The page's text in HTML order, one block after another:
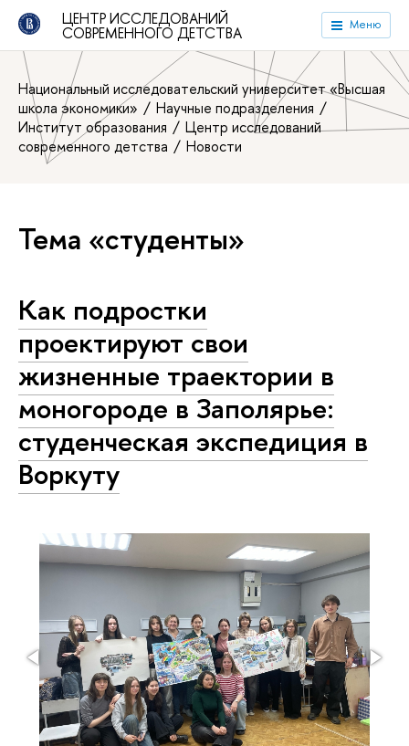
ЦЕНТР ИССЛЕДОВАНИЙ
СОВРЕМЕННОГО ДЕТСТВА Меню
Национальный исследовательский университет «Высшая
школа экономики»
Научные подразделения
Институт образования
Центр исследований
современного детства
Новости
Тема «студенты»
Как подростки
проектируют свои
жизненные траектории в
моногороде в Заполярье:
студенческая экспедиция в
Воркуту